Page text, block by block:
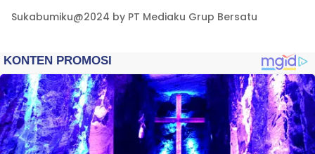
Sukabumiku@2024 by PT Mediaku Grup Bersatu